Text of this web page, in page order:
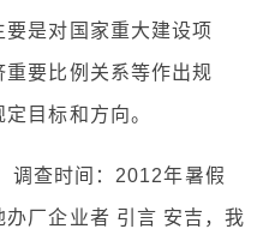
是对国家重大建设项
重要比例关系等作出规
目标和方向。
调查时间：2012年暑假
厂企业者 引言 安吉，我